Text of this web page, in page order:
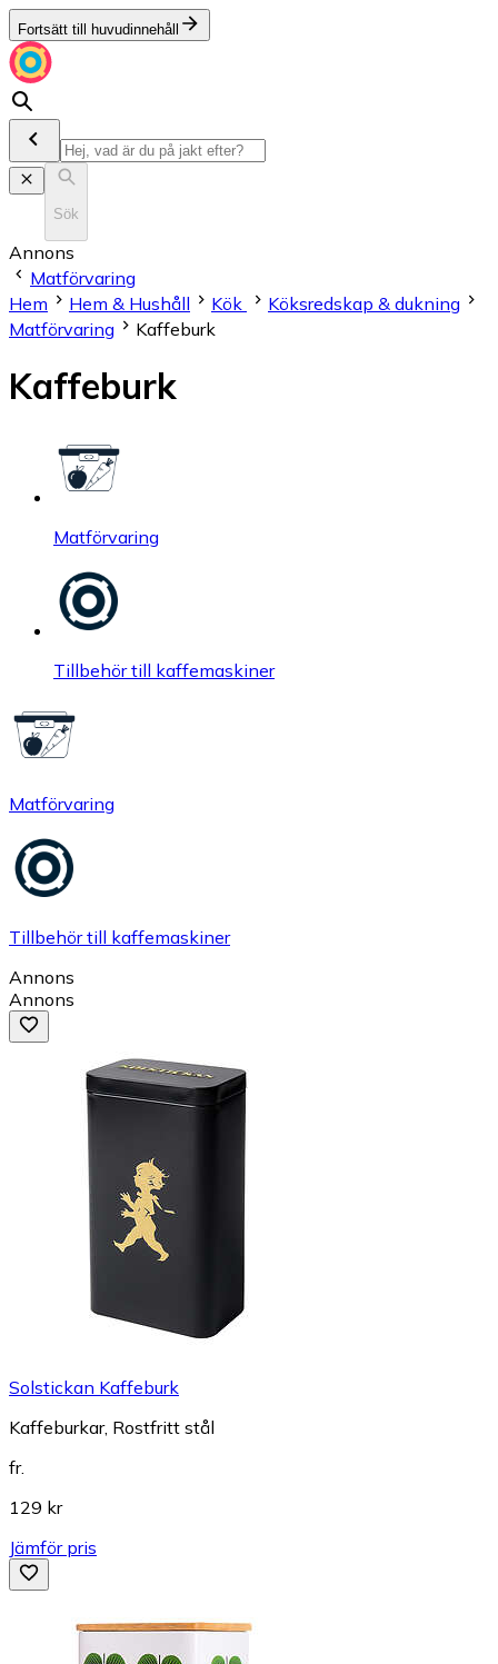
Fortsätt till huvudinnehåll
Sök
Annons
Matförvaring
Hem
Hem & Hushåll Kök
Köksredskap & dukning
Matförvaring
Kaffeburk
Kaffeburk
Matförvaring
Tillbehör till kaffemaskiner
Matförvaring
Tillbehör till kaffemaskiner
Annons
Annons
Solstickan Kaffeburk
Kaffeburkar, Rostfritt stål
fr.
129 kr
Jämför pris